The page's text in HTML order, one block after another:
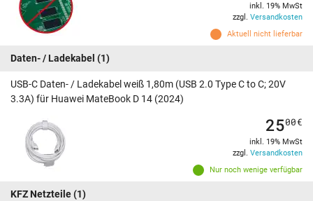
Aktuell nicht lieferbar
inkl. 19% MwSt
zzgl. Versandkosten
Daten- / Ladekabel (1)
USB-C Daten- / Ladekabel weiß 1,80m (USB 2.0 Type C to C; 20V
3.3A) für Huawei MateBook D 14 (2024)
Nur noch wenige verfügbar
2500€
inkl. 19% MwSt
zzgl. Versandkosten
KFZ Netzteile(1)